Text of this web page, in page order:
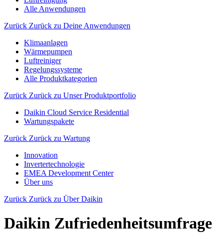
Alle Anwendungen
Zurück Zurück zu Deine Anwendungen
Klimaanlagen
Wärmepumpen
Luftreiniger
Regelungssysteme
Alle Produktkategorien
Zurück Zurück zu Unser Produktportfolio
Daikin Cloud Service Residential
Wartungspakete
Zurück Zurück zu Wartung
Innovation
Invertertechnologie
EMEA Development Center
Über uns
Zurück Zurück zu Über Daikin
Daikin Zufriedenheitsumfrage